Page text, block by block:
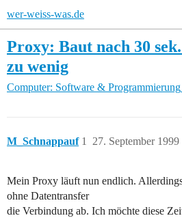
wer-weiss-was.de
Proxy: Baut nach 30
zu wenig
Computer: Software & Programmierung
M_Schnappauf 27. September 1999
1
Mein Proxy läuft nun endlich.
ohne Datentransfer
die Verbindung ab. Ich möchte diese